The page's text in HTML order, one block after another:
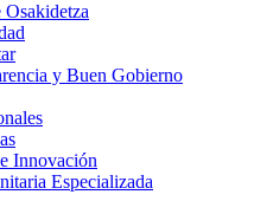
Osakidetza
y Buen Gobierno
Innovación
Especializada